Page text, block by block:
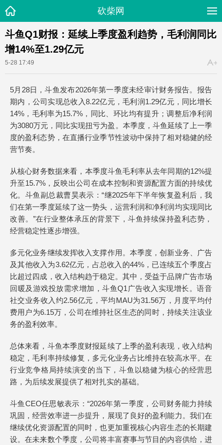
砍柴网
斗鱼Q1财报：延续上季度盈利趋势，毛利润同比
增14%至1.29亿元
5-28 17:49
5月28日，斗鱼发布2026年第一季度未经审计财务报告。报告
期内，公司实现总收入8.22亿元，毛利润1.29亿元，同比增长
14%，毛利率为15.7%，同比、环比均有提升；调整后净利润
为3080万元，同比实现扭亏为盈。本季度，斗鱼延续了上一季
度的盈利态势，在直播行业季节性波动中保持了相对稳健的经
营节奏。
从核心财务数据来看，本季度斗鱼毛利率从去年同期的12%提
升至15.7%，反映出公司在成本控制和资源配置方面的持续优
化。斗鱼副总裁曹昊表示：“继2025年下半年恢复盈利后，我
们在第一季度延续了这一势头，运营利润和净利润均实现同比
改善。”在行业整体承压的背景下，斗鱼持续保持盈利态势，
经营稳定性逐步增强。
多元化业务继续发挥收入支撑作用。本季度，创新业务、广告
及其他收入为3.62亿元，占总收入的44%，已连续五个季度占
比超过四成，收入结构趋于稳定。其中，受益于品牌广告市场
回暖及游戏投放需求增加，斗鱼Q1广告收入实现增长。语音
社交业务收入约2.56亿元，平均MAU为31.56万，月度平均付
费用户为6.15万，公司在维持社区生态的同时，持续关注该业
务的盈利效率。
总体来看，斗鱼本季度财报延续了上季的盈利表现，收入结构
稳定，毛利率持续修复，多元化业务占比维持在较高水平。在
行业竞争格局持续演变的当下，斗鱼以稳健为核心的经营思
路，为后续发展提供了相对扎实的基础。
斗鱼CEO任思敏表示：“2026年第一季度，公司财务能力持续
巩固，经营效率进一步提升，展现了良好的盈利能力。我们在
继续优化资源配置的同时，也更加重视核心内容生态的长期建
设。在未来数个季度，公司将丰富赛事与节目的内容供给，进